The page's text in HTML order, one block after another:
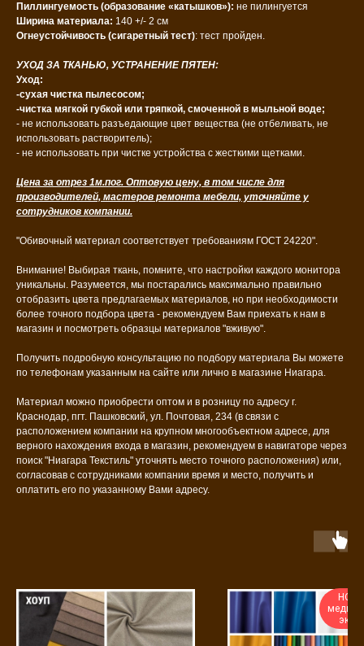
Пиллингуемость (образование «катышков»): не пилингуется
Ширина материала: 140 +/- 2 см
Огнеустойчивость (сигаретный тест): тест пройден.
УХОД ЗА ТКАНЬЮ, УСТРАНЕНИЕ ПЯТЕН:
Уход:
-сухая чистка пылесосом;
-чистка мягкой губкой или тряпкой, смоченной в мыльной воде;
- не использовать разъедающие цвет вещества (не отбеливать, не
использовать растворитель);
- не использовать при чистке устройства с жесткими щетками.
Цена за отрез 1м.пог. Оптовую цену, в том числе для
производителей, мастеров ремонта мебели, уточняйте у
сотрудников компании.
"Обивочный материал соответствует требованиям ГОСТ 24220".
Внимание! Выбирая ткань, помните, что настройки каждого монитора
уникальны. Разумеется, мы постарались максимально правильно
отобразить цвета предлагаемых материалов, но при необходимости
более точного подбора цвета - рекомендуем Вам приехать к нам в
магазин и посмотреть образцы материалов "вживую".
Получить подробную консультацию по подбору материала Вы можете
по телефонам указанным на сайте или лично в магазине Ниагара.
Материал можно приобрести оптом и в розницу по адресу г.
Краснодар, пгт. Пашковский, ул. Почтовая, 234 (в связи с
расположением компании на крупном многообъектном адресе, для
верного нахождения входа в магазин, рекомендуем в навигаторе через
поиск "Ниагара Текстиль" уточнять место точного расположения) или,
согласовав с сотрудниками компании время и место, получить и
оплатить его по указанному Вами адресу.